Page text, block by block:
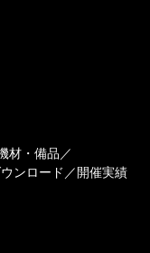
材・備品
ンロード 開催実績